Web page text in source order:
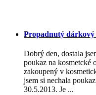
Propadnutý dárkový
Dobrý den, dostala
poukaz na kosmetcké
zakoupený v
jsem si nechala
30.5.2013. Je ...